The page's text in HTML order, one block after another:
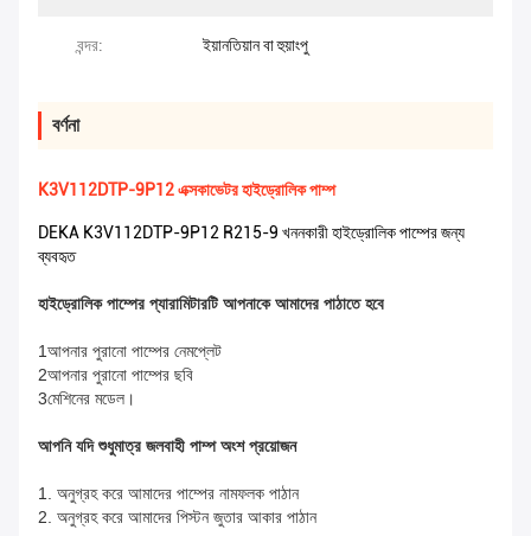
বন্দর: ইয়ানতিয়ান বা হুয়াংপু
বর্ণনা
K3V112DTP-9P12 এক্সকাভেটর হাইড্রোলিক পাম্প
DEKA K3V112DTP-9P12 R215-9 খননকারী হাইড্রোলিক পাম্পের জন্য
ব্যবহৃত
হাইড্রোলিক পাম্পের প্যারামিটারটি আপনাকে আমাদের পাঠাতে হবে
1আপনার পুরানো পাম্পের নেমপ্লেট
2আপনার পুরানো পাম্পের ছবি
3মেশিনের মডেল।
আপনি যদি শুধুমাত্র জলবাহী পাম্প অংশ প্রয়োজন
1. অনুগ্রহ করে আমাদের পাম্পের নামফলক পাঠান
2. অনুগ্রহ করে আমাদের পিস্টন জুতার আকার পাঠান